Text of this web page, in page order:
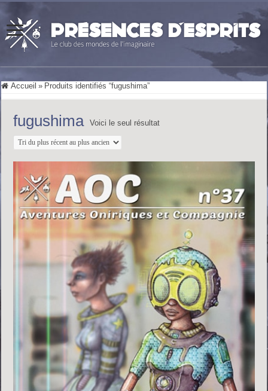
Accueil » Produits identifiés “fugushima”
fugushima Voici le seul résultat